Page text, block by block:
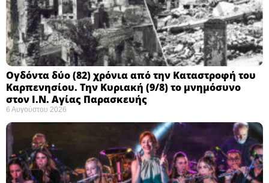
Ογδόντα δύο (82) χρόνια από την Καταστροφή του
Καρπενησίου. Την Κυριακή (9/8) το μνημόσυνο
στον Ι.Ν. Αγίας Παρασκευής
6 Αυγούστου 2026